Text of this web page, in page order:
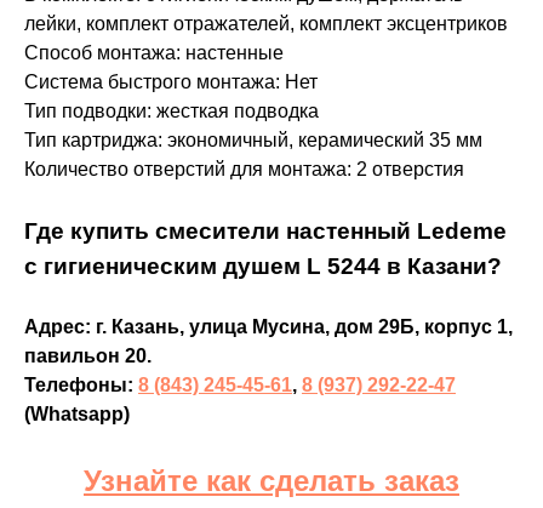
лейки, комплект отражателей, комплект эксцентриков
Способ монтажа: настенные
Система быстрого монтажа: Нет
Тип подводки: жесткая подводка
Тип картриджа: экономичный, керамический 35 мм
Количество отверстий для монтажа: 2 отверстия
Где купить смесители настенный Ledeme
с гигиеническим душем L 5244 в Казани?
Адрес: г. Казань, улица Мусина, дом 29Б, корпус 1,
павильон 20.
Телефоны: 8 (843) 245-45-61, 8 (937) 292-22-47
(Whatsapp)
Узнайте как сделать заказ